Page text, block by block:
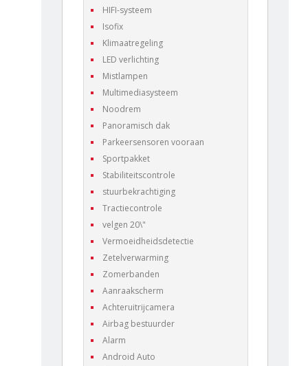
HIFI-systeem
Isofix
Klimaatregeling
LED verlichting
Mistlampen
Multimediasysteem
Noodrem
Panoramisch dak
Parkeersensoren vooraan
Sportpakket
Stabiliteitscontrole
stuurbekrachtiging
Tractiecontrole
velgen 20\"
Vermoeidheidsdetectie
Zetelverwarming
Zomerbanden
Aanraakscherm
Achteruitrijcamera
Airbag bestuurder
Alarm
Android Auto